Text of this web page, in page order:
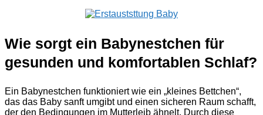
Wie sorgt ein Babynestchen für
gesunden und komfortablen Schlaf?
Ein Babynestchen funktioniert wie ein „kleines Bettchen“,
das das Baby sanft umgibt und einen sicheren Raum schafft,
der den Bedingungen im Mutterleib ähnelt. Durch diese